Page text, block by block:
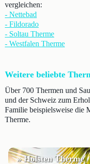
vergleichen:
- Nettebad
- Fildorado
- Soltau Therme
- Westfalen Therme
Weitere beliebte
Über 700 Thermen und
und der Schweiz zum
Familie beispielsweise die
Therme.
» Holsten Therme